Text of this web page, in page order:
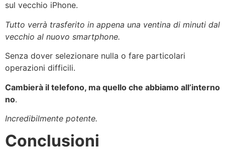
sul vecchio iPhone.
Tutto verrà trasferito in appena una ventina di minuti dal
vecchio al nuovo smartphone.
Senza dover selezionare nulla o fare particolari
operazioni difficili.
Cambierà il telefono, ma quello che abbiamo all’interno
no.
Incredibilmente potente.
Conclusioni